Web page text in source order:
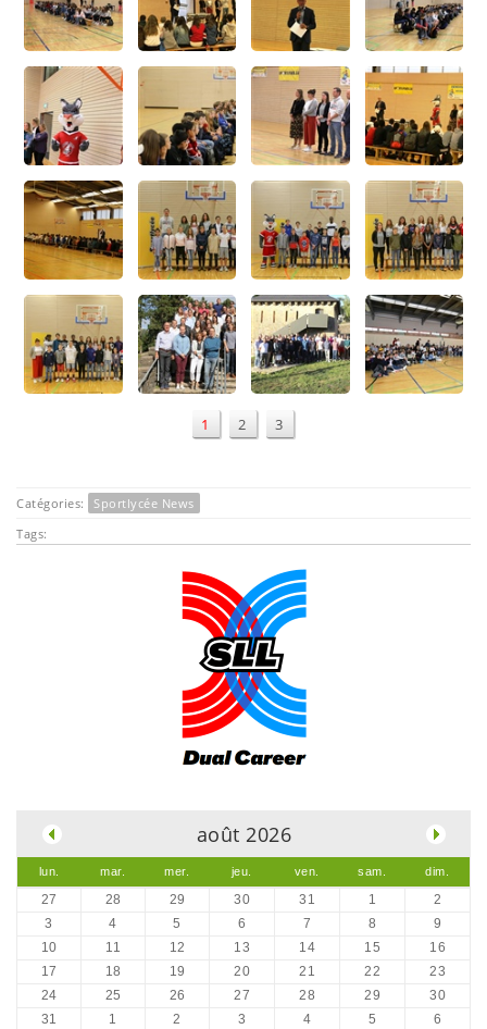
1 2 3
Catégories:
Sportlycée News
Tags:
août 2026
lun. mar. mer. jeu. ven. sam. dim.
27 28 29 30 31 1
2
3
4 5 6 7 8
9
10
11 12 13 14 15
16
17
18 19 20 21 22
23
24
25 26 27 28 29
30
31
1 2 3 4 5 6